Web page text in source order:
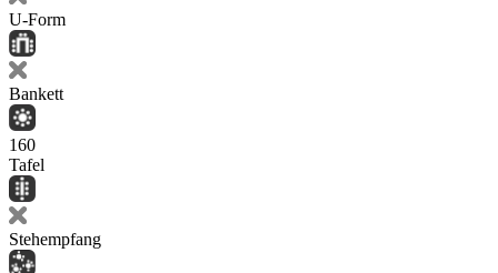
U-Form
Bankett
160
Tafel
Stehempfang